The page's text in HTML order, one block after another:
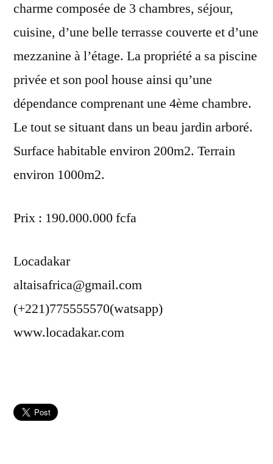
charme composée de 3 chambres, séjour,
cuisine, d’une belle terrasse couverte et d’une
mezzanine à l’étage. La propriété a sa piscine
privée et son pool house ainsi qu’une
dépendance comprenant une 4ème chambre.
Le tout se situant dans un beau jardin arboré.
Surface habitable environ 200m2. Terrain
environ 1000m2.
Prix : 190.000.000 fcfa
Locadakar
altaisafrica@gmail.com
(+221)775555570(watsapp)
www.locadakar.com